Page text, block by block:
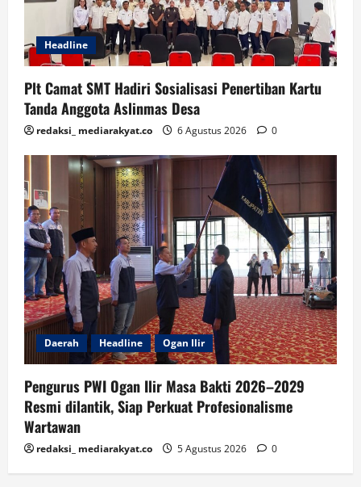
Headline
Plt Camat SMT Hadiri Sosialisasi Penertiban Kartu
Tanda Anggota Aslinmas Desa
redaksi_ mediarakyat.co 6 Agustus 2026 0
Daerah Headline Ogan Ilir
Pengurus PWI Ogan Ilir Masa Bakti 2026–2029
Resmi dilantik, Siap Perkuat Profesionalisme
Wartawan
redaksi_ mediarakyat.co 5 Agustus 2026 0